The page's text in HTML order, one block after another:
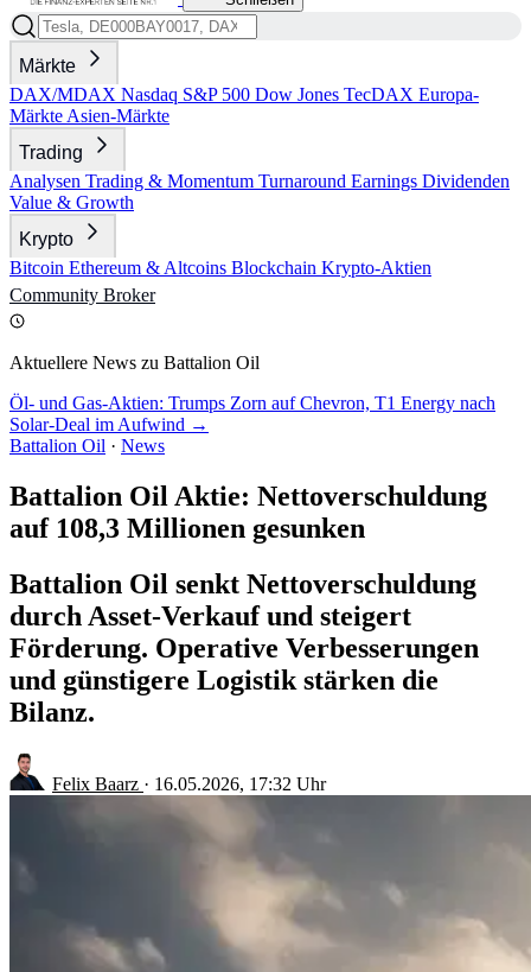
Märkte
DAX/MDAX Nasdaq S&P 500 Dow Jones TecDAX Europa-
Märkte Asien-Märkte
Trading
Analysen Trading & Momentum Turnaround Earnings Dividenden
Value & Growth
Krypto
Bitcoin Ethereum & Altcoins Blockchain Krypto-Aktien
Community Broker
Aktuellere News zu Battalion Oil
Öl- und Gas-Aktien: Trumps Zorn auf Chevron, T1 Energy nach
Solar-Deal im Aufwind →
Battalion Oil · News
Battalion Oil Aktie: Nettoverschuldung
auf 108,3 Millionen gesunken
Battalion Oil senkt Nettoverschuldung
durch Asset-Verkauf und steigert
Förderung. Operative Verbesserungen
und günstigere Logistik stärken die
Bilanz.
Felix Baarz · 16.05.2026, 17:32 Uhr